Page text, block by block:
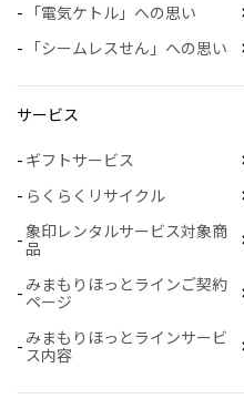
「電気ケトル」への思い
「シームレスせん」への思い
サービス
ギフトサービス
らくらくリサイクル
象印レンタルサービス対象商
品
みまもりほっとラインご契約
ページ
みまもりほっとラインサービ
ス内容